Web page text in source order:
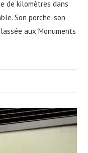
de kilomètres dans
Son porche, son
aux Monuments